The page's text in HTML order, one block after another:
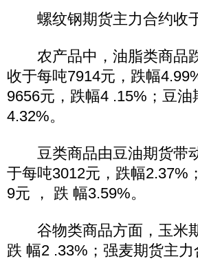
螺纹钢期货主力合约收
农产品中，油脂类商品
收于每吨7914元，跌幅
9656元，跌幅4 .15%；豆
4.32%。
豆类商品由豆油期货带
于每吨3012元，跌幅2.37%
9元 ， 跌 幅3.59%。
谷物类商品方面，玉米期
跌 幅2 .33%；强麦期货主